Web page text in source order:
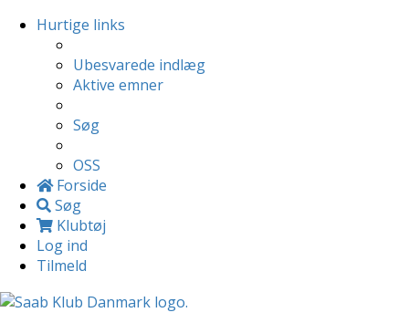
Hurtige links
Ubesvarede indlæg
Aktive emner
Søg
OSS
Forside
Søg
Klubtøj
Log ind
Tilmeld